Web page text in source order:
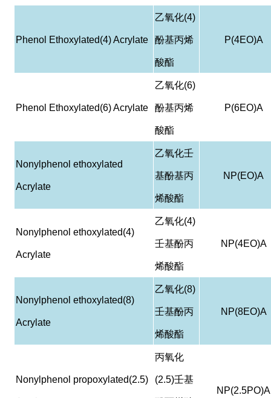
Phenol Ethoxylated(4) Acrylate
乙氧化(4)
酚基丙烯
酸酯
P(4EO)A
Phenol Ethoxylated(6) Acrylate
乙氧化(6)
酚基丙烯
酸酯
P(6EO)A
Nonylphenol ethoxylated
Acrylate
乙氧化壬
基酚基丙
烯酸酯
NP(EO)A
Nonylphenol ethoxylated(4)
Acrylate
乙氧化(4)
壬基酚丙
烯酸酯
NP(4EO)A
Nonylphenol ethoxylated(8)
Acrylate
乙氧化(8)
壬基酚丙
烯酸酯
NP(8EO)A
Nonylphenol propoxylated(2.5)
丙氧化
(2.5)壬基
NP(2.5PO)A